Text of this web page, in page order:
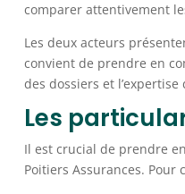
comparer attentivement
Les deux acteurs
convient de prendre en
des dossiers et
Les
Il est crucial de prendre
Poitiers Assurances.